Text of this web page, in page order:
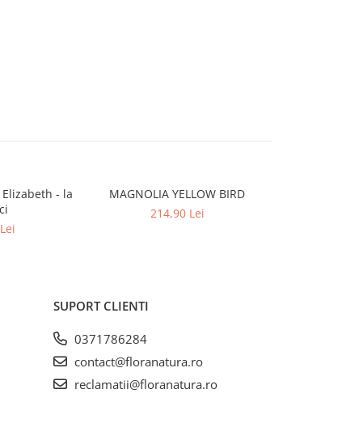
- la
MAGNOLIA YELLOW BIRD
214,90 Lei
SUPORT CLIENTI
0371786284
contact@floranatura.ro
reclamatii@floranatura.ro